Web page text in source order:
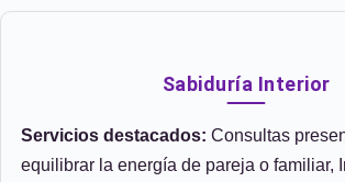
Sabiduría Interior
Servicios destacados: Consultas
equilibrar la energía de pareja o familiar,